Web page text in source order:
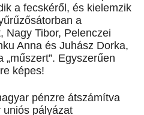
a fecskéről, és kielemzik
a
Nagy Tibor, Pelenczei
Anna és Juhász Dorka,
Egyszerűen
képes!
pénzre átszámítva
uniós pályázat